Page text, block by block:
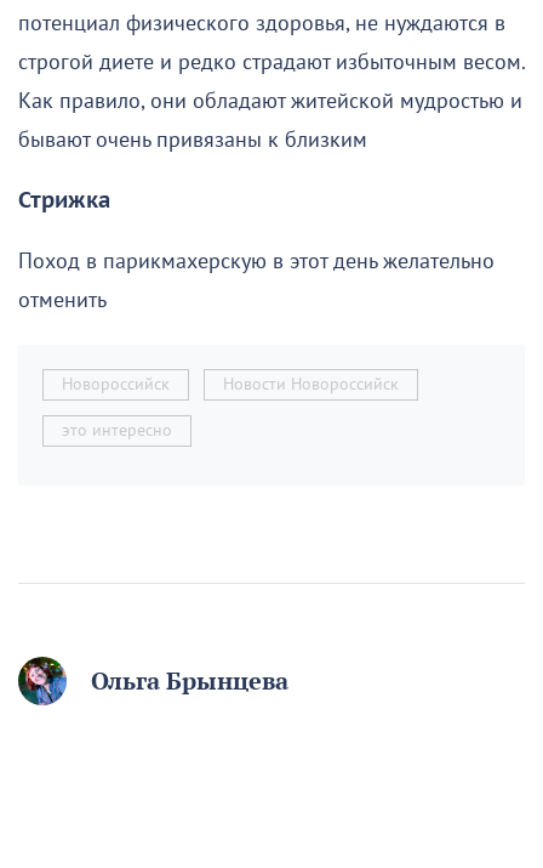
потенциал физического здоровья, не нуждаются в
строгой диете и редко страдают избыточным весом.
Как правило, они обладают житейской мудростью и
бывают очень привязаны к близким
Стрижка
Поход в парикмахерскую в этот день желательно
отменить
Новороссийск Новости Новороссийск
это интересно
Ольга Брынцева